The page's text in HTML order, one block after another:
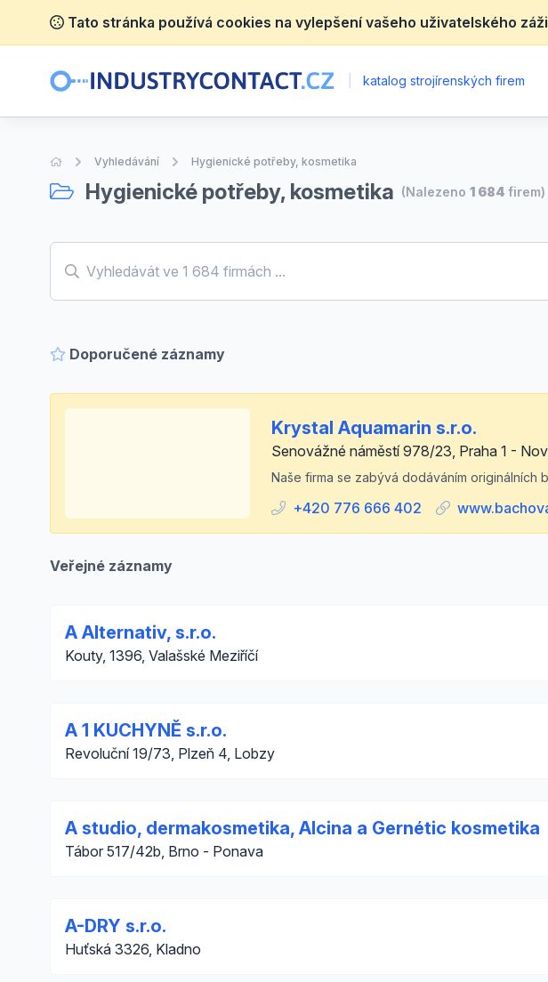
Tato stránka používá cookies na vylepšení vašeho uživatelského
katalog strojírenských firem
Úvodní stránka
Vyhledávání Hygienické potřeby, kosmetika
Hygienické potřeby, kosmetika (Nalezeno 1 684 firem)
Doporučené záznamy
Krystal Aquamarin s.r.o.
Senovážné náměstí 978/23, Praha 1 -
Naše firma se zabývá dodáváním originálních
+420 776 666 402
Veřejné záznamy
A Alternativ, s.r.o.
Kouty, 1396, Valašské Meziříčí
A 1 KUCHYNĚ s.r.o.
Revoluční 19/73, Plzeň 4, Lobzy
A studio, dermakosmetika, Alcina a Gernétic kosmetika
Tábor 517/42b, Brno - Ponava
A-DRY s.r.o.
Huťská 3326, Kladno